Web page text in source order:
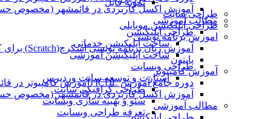
آموزش اکسل کاربردی در قائمشهر (مخصوص
مطالب آموزشی
طراحی اپلیکیشن
ساخت اپلیکیشن خدماتی
ساخت اپلیکیشن آموزشی
طراحی وبسایت
استارت و توسعه سایت وردپرس
طراحی گرافیکی سایت
سئو و بهینه سازی وبسایت
تعرفه طراحی وبسایت
طراحی سایت
طراحی اپلیکیشن موبایلی
اموزش برنامه نویسی
آموزش زبان برنامه نویسی اسکرچ(Scratch) برای کودکان
پایتون
آموزش کامپیوتر
دوره جامع آموزش ICDL (آموزش کامپیوتر در قائمشهر)
آموزش اکسل کاربردی در قائمشهر (مخصوص
مطالب آموزشی
طراحی اپلیکیشن